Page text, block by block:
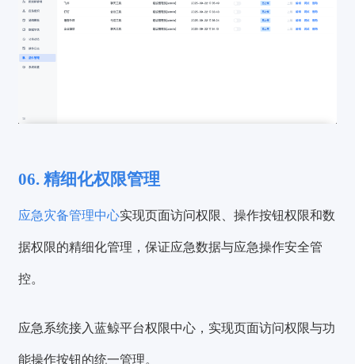
06. 精细化权限管理
应急灾备管理中心实现页面访问权限、操作按钮权限和数
据权限的精细化管理，保证应急数据与应急操作安全管
控。
应急系统接入蓝鲸平台权限中心，实现页面访问权限与功
能操作按钮的统一管理。